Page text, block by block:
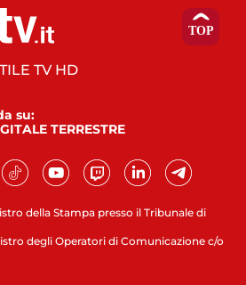
della Stampa presso il Tribunale di
degli Operatori di Comunicazione c/o
TV HD
su:
TERRESTRE